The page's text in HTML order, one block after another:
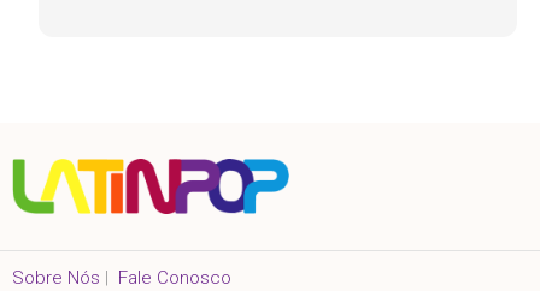
Sobre Nós | Fale Conosco